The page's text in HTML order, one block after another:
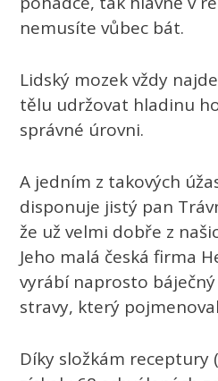
nemusíte vůbec bát.
Lidský mozek vždy
tělu udržovat hladinu
správné úrovni.
A jedním z takových
disponuje jistý pan
že už velmi dobře z
Jeho malá česká firma
vyrábí naprosto
stravy, který pojmenoval
Díky složkám